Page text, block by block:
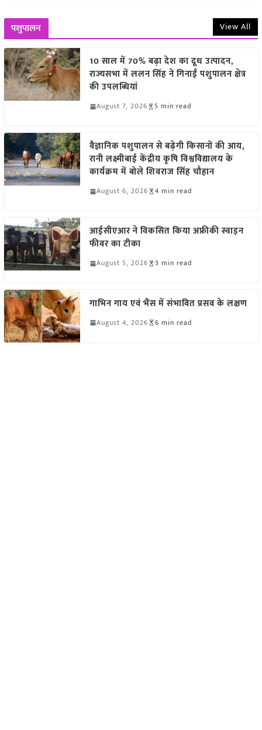
पशुपालन View All
10 साल में 70% बढ़ा देश का दूध उत्पादन,
राज्यसभा में ललन सिंह ने गिनाईं पशुपालन क्षेत्र
की उपलब्धियां
August 7, 2026 5 min read
वैज्ञानिक पशुपालन से बढ़ेगी किसानों की आय,
रानी लक्ष्मीबाई केंद्रीय कृषि विश्वविद्यालय के
कार्यक्रम में बोले शिवराज सिंह चौहान
August 6, 2026 4 min read
आईसीएआर ने विकसित किया अफ्रीकी स्वाइन
फीवर का टीका
August 5, 2026 3 min read
गाभिन गाय एवं भैंस में संभावित प्रसव के लक्षण
August 4, 2026 6 min read